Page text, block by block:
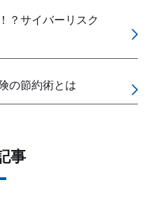
？サイバーリスク
の節約術とは
事